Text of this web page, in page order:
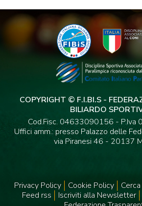
COPYRIGHT © F.I.BI.S -
BILIARDO
Cod.Fisc. 04633090156 -
Uffici amm.: presso Palazzo delle
via Piranesi 46 - 20137
Privacy Policy Cookie Policy Cerca
Feed rss
Iscriviti alla Newsletter